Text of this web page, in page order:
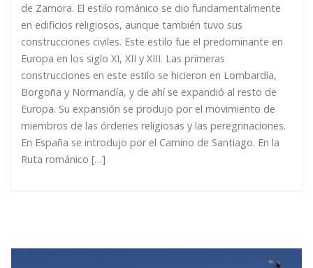
de Zamora. El estilo románico se dio fundamentalmente
en edificios religiosos, aunque también tuvo sus
construcciones civiles. Este estilo fue el predominante en
Europa en los siglo XI, XII y XIII. Las primeras
construcciones en este estilo se hicieron en Lombardía,
Borgoña y Normandía, y de ahí se expandió al resto de
Europa. Su expansión se produjo por el movimiento de
miembros de las órdenes religiosas y las peregrinaciones.
En España se introdujo por el Camino de Santiago. En la
Ruta románico […]